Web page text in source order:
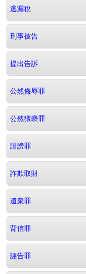
逃漏稅
刑事被告
提出告訴
公然侮辱罪
公然猥褻罪
誹謗罪
詐欺取財
遺棄罪
背信罪
誣告罪